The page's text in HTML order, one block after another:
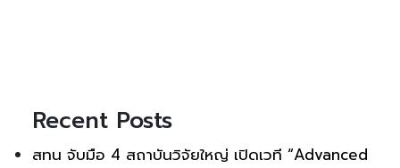
Recent Posts
สทน จับมือ 4 สถาบันวิจัยใหญ่ เปิดเวที “Advanced